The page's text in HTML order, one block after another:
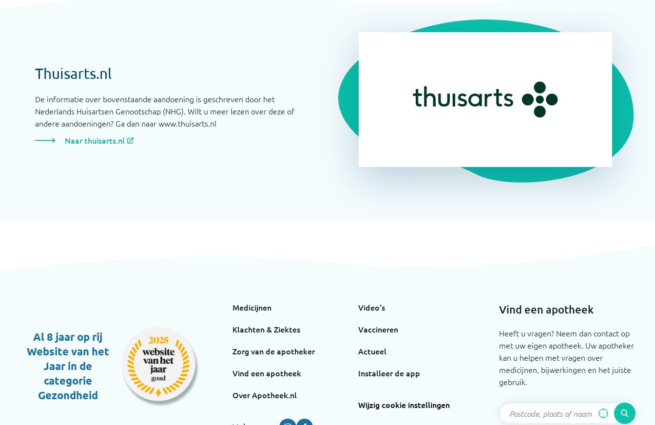
Thuisarts.nl
De informatie over bovenstaande aandoening is geschreven door het
Nederlands Huisartsen Genootschap (NHG). Wilt u meer lezen over deze of
andere aandoeningen? Ga dan naar www.thuisarts.nl
Naar thuisarts.nl
Al 8 jaar op rij
Website van het
Jaar in de
categorie
Gezondheid
Medicijnen
Klachten & Ziektes
Zorg van de apotheker
Vind een apotheek
Over Apotheek.nl
Video's
Vaccineren
Actueel
Installeer de app
Wijzig cookie instellingen
Vind een apotheek
Heeft u vragen? Neem dan contact op
met uw eigen apotheek. Uw apotheker
kan u helpen met vragen over
medicijnen, bijwerkingen en het juiste
gebruik.